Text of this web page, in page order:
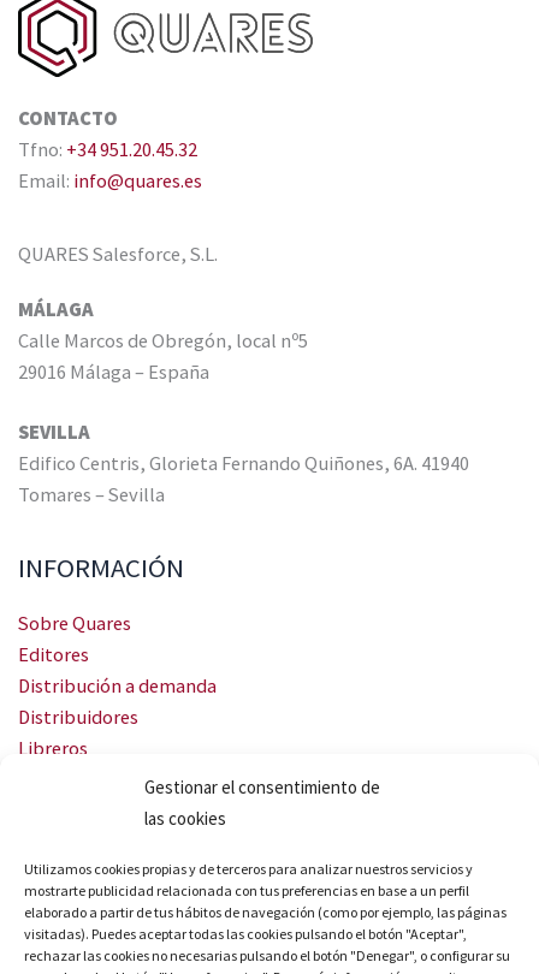
Gestionar el consentimiento de
las cookies
Utilizamos cookies propias y de terceros para analizar nuestros servicios y
mostrarte publicidad relacionada con tus preferencias en base a un perfil
elaborado a partir de tus hábitos de navegación (como por ejemplo, las páginas
visitadas). Puedes aceptar todas las cookies pulsando el botón "Aceptar",
rechazar las cookies no necesarias pulsando el botón "Denegar", o configurar su
CONTACTO
Tfno: +34 951.20.45.32
Email: info@quares.es
QUARES Salesforce, S.L.
MÁLAGA
Calle Marcos de Obregón, local nº5
29016 Málaga – España
SEVILLA
Edifico Centris, Glorieta Fernando Quiñones, 6A. 41940
Tomares – Sevilla
INFORMACIÓN
Sobre Quares
Editores
Distribución a demanda
Distribuidores
Libreros
Servicio Landingweb
Crea tu audiobook